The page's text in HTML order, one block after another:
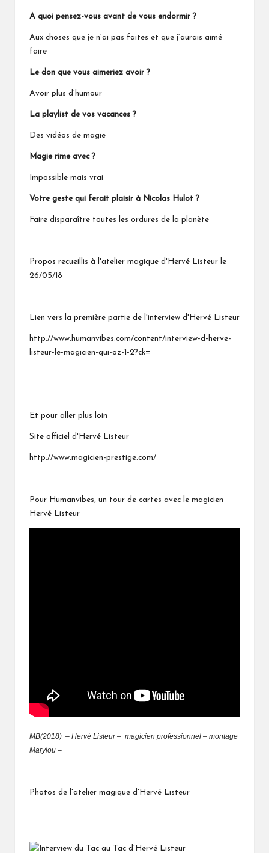
A quoi pensez-vous avant de vous endormir ?
Aux choses que je n’ai pas faites et que j’aurais aimé
faire
Le don que vous aimeriez avoir ?
Avoir plus d’humour
La playlist de vos vacances ?
Des vidéos de magie
Magie rime avec ?
Impossible mais vrai
Votre geste qui ferait plaisir à Nicolas Hulot ?
Faire disparaître toutes les ordures de la planète
Propos recueillis à l'atelier magique d'Hervé Listeur le
26/05/18
Lien vers la première partie de l'interview d'Hervé Listeur
http://www.humanvibes.com/content/interview-d-herve-
listeur-le-magicien-qui-oz-1-2?ck=
Et pour aller plus loin
Site officiel d'Hervé Listeur
http://www.magicien-prestige.com/
Pour Humanvibes, un tour de cartes avec le magicien
Hervé Listeur
MB(2018) – Hervé Listeur– magicien professionnel – montage
Marylou –
Photos de l'atelier magique d'Hervé Listeur